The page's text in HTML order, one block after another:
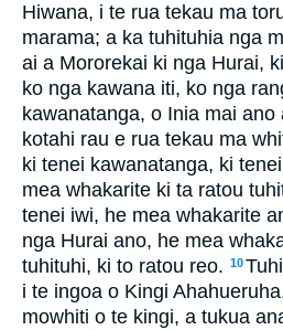
Hiwana, i te rua tekau ma
marama; a ka tuhituhia nga
ai a Mororekai ki nga Hurai,
ko nga kawana iti, ko nga
kawanatanga, o Inia mai
kotahi rau e rua tekau ma
ki tenei kawanatanga, ki
mea whakarite ki ta ratou
tenei iwi, he mea whakarite
nga Hurai ano, he mea
tuhituhi, ki to ratou reo. 10
i te ingoa o Kingi
mowhiti o te kingi, a tukua